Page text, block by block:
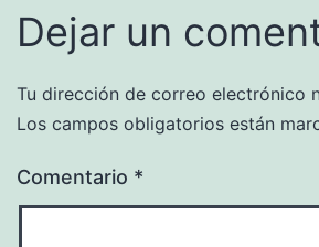
Dejar un
Tu dirección de correo electrónico
Los campos obligatorios están
Comentario *